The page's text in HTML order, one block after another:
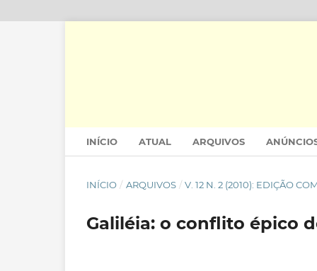
INÍCIO ATUAL ARQUIVOS
INÍCIO / ARQUIVOS / V. 12 N. 2 (2010): EDIÇÃO
Galiléia: o conflito épico